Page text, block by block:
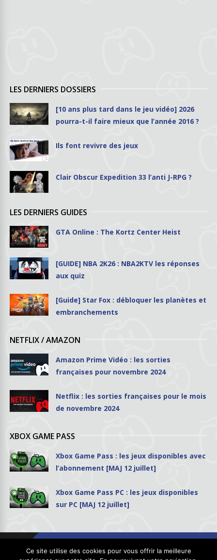
LES DERNIERS DOSSIERS
[10 ans plus tard dans le jeu vidéo] 2026
pourra-t-il faire mieux que l’année 2016 ?
Ils font revivre des jeux
Clair Obscur Expedition 33 l’anti J-RPG ?
LES DERNIERS GUIDES
GTA Online : The Kortz Center Heist
[GUIDE] NBA 2K26 : NBA2KTV les réponses
aux quiz
[Guide] Star Fox : débloquer les planètes et
embranchements
NETFLIX / AMAZON
Amazon Prime Vidéo : les sorties
françaises pour novembre 2024
Netflix : les sorties françaises pour le mois
de novembre 2024
XBOX GAME PASS
Xbox Game Pass : les jeux disponibles avec
l’abonnement [MAJ 12 juillet]
Xbox Game Pass PC : les jeux disponibles
sur PC [MAJ 12 juillet]
Ce site utilise des cookies pour vous offrir la meilleure